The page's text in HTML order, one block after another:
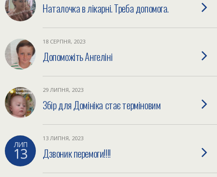
Наталочка в лікарні. Треба допомога.
18 СЕРПНЯ, 2023
Допоможіть Ангеліні
29 ЛИПНЯ, 2023
Збір для Домініка стає терміновим
ЛИП
13
13 ЛИПНЯ, 2023
Дзвоник перемоги!!!!